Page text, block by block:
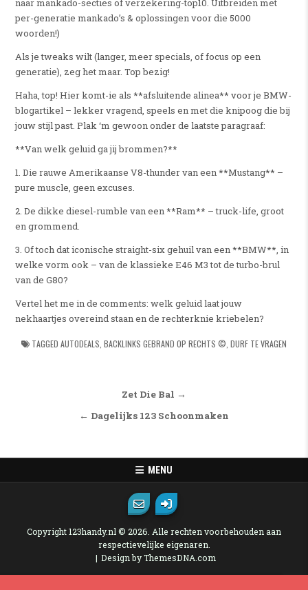
naar mankado-secties of verzekering-top10. Uitbreiden met
per-generatie mankado’s & oplossingen voor die 5000
woorden!)
Als je tweaks wilt (langer, meer specials, of focus op een
generatie), zeg het maar. Top bezig!
Haha, top! Hier komt-ie als **afsluitende alinea** voor je BMW-
blogartikel – lekker vragend, speels en met die knipoog die bij
jouw stijl past. Plak ‘m gewoon onder de laatste paragraaf:
**Van welk geluid ga jij brommen?**
1. Die rauwe Amerikaanse V8-thunder van een **Mustang** –
pure muscle, geen excuses.
2. De dikke diesel-rumble van een **Ram** – truck-life, groot
en grommend.
3. Of toch dat iconische straight-six gehuil van een **BMW**, in
welke vorm ook – van de klassieke E46 M3 tot de turbo-brul
van de G80?
Vertel het me in de comments: welk geluid laat jouw
nekhaartjes overeind staan en de rechterknie kriebelen?
TAGGED AUTODEALS BACKLINKS GEBRAND OP RECHTS © DURF TE VRAGEN
Bericht navigatie
Zet Die Bal →
← Dagelijks 123 Schoonmaken
MENU
Copyright 123handy.nl © 2026. Alle rechten voorbehouden aan
respectievelijke eigenaren.
Design by ThemesDNA.com